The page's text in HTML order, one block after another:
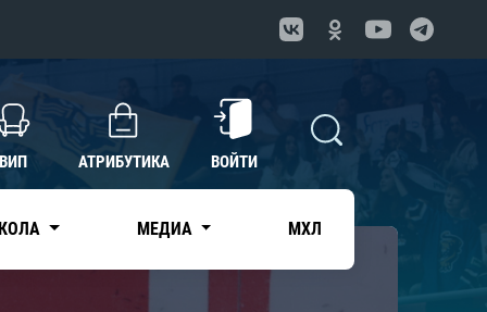
ВИП АТРИБУТИКА ВОЙТИ
МЕДИА МХЛ